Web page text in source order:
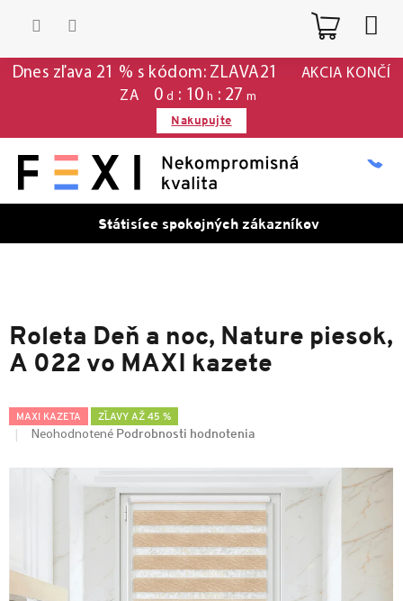
Dnes zľava 21 % s kódom: ZLAVA21
AKCIA KONČÍ
ZA
0 d 10 h 27 m
Nakupujte
Státisíce spokojných zákazníkov
Roleta Deň a noc, Nature piesok,
A 022 vo MAXI kazete
MAXI KAZETA ZĽAVY AŽ 45 %
Neohodnotené Podrobnosti hodnotenia